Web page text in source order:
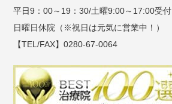
平日9：00～19：30/土曜9:00～17:00受付
日曜日休院（※祝日は元気に営業中！）
【TEL/FAX】0280-67-0064